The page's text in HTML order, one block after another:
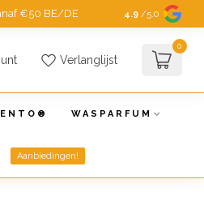
€50 BE/DE 4.9 /5.0
Verlanglijst
0
WASPARFUM
Aanbiedingen!